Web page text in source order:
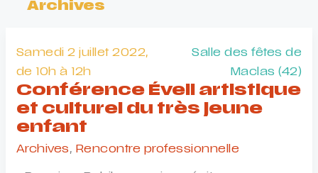
Archives
Samedi 2 juillet 2022,
de 10h à 12h
Salle des fêtes de
Maclas (42)
Conférence Éveil artistique
et culturel du très jeune
enfant
Archives , Rencontre professionnelle